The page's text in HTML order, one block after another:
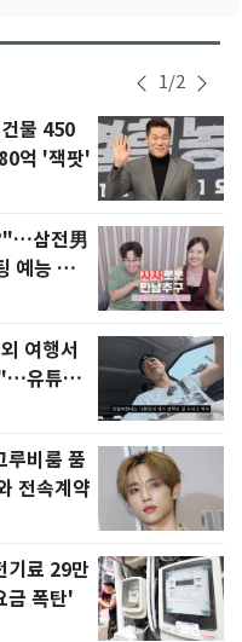
1/2
물 450
억 '잭팟'
삼전男
예능 화
여행서
유튜브
루비룸 품
전속계약
기료 29만
폭탄'